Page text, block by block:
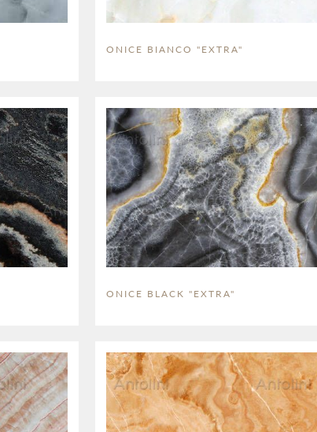
ONICE BIANCO "EXTRA"
ONICE BLACK "EXTRA"